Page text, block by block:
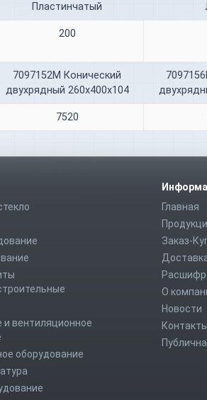
Пластинчатый
200
7097152М Конический
двухрядный 260х400х104
7520
и вентиляционное
оборудование
Главная
Заказ-
О
Новости
Контакты